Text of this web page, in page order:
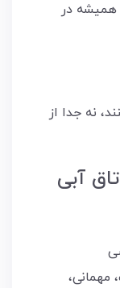
همیشه در
نه جدا از
آبی
مهمانی،